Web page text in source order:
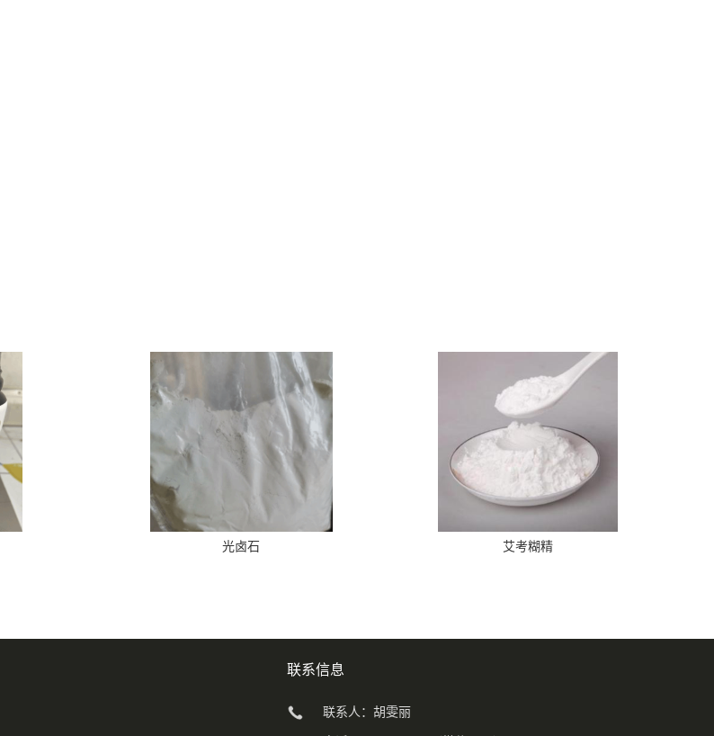
光卤石 艾考糊精
联系信息
联系人：胡雯丽